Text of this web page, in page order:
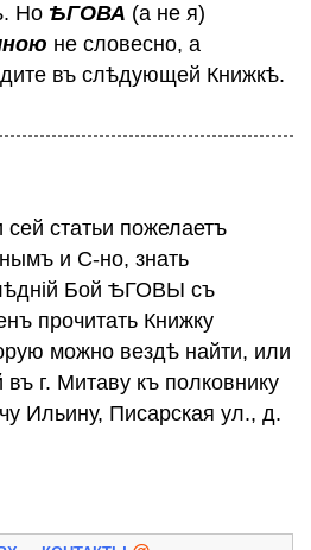
Но ѢГОВА (а не я)
не словесно, а
въ слѣдующей Книжкѣ.
сей статьи пожелаетъ
и С-но, знать
Бой ѢГОВЫ съ
прочитать Книжку
можно вездѣ найти, или
въ г. Митаву къ полковнику
Ильину, Писарская ул., д.